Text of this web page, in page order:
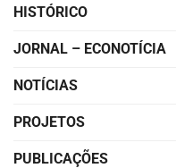
HISTÓRICO
JORNAL – ECONOTÍCIA
NOTÍCIAS
PROJETOS
PUBLICAÇÕES